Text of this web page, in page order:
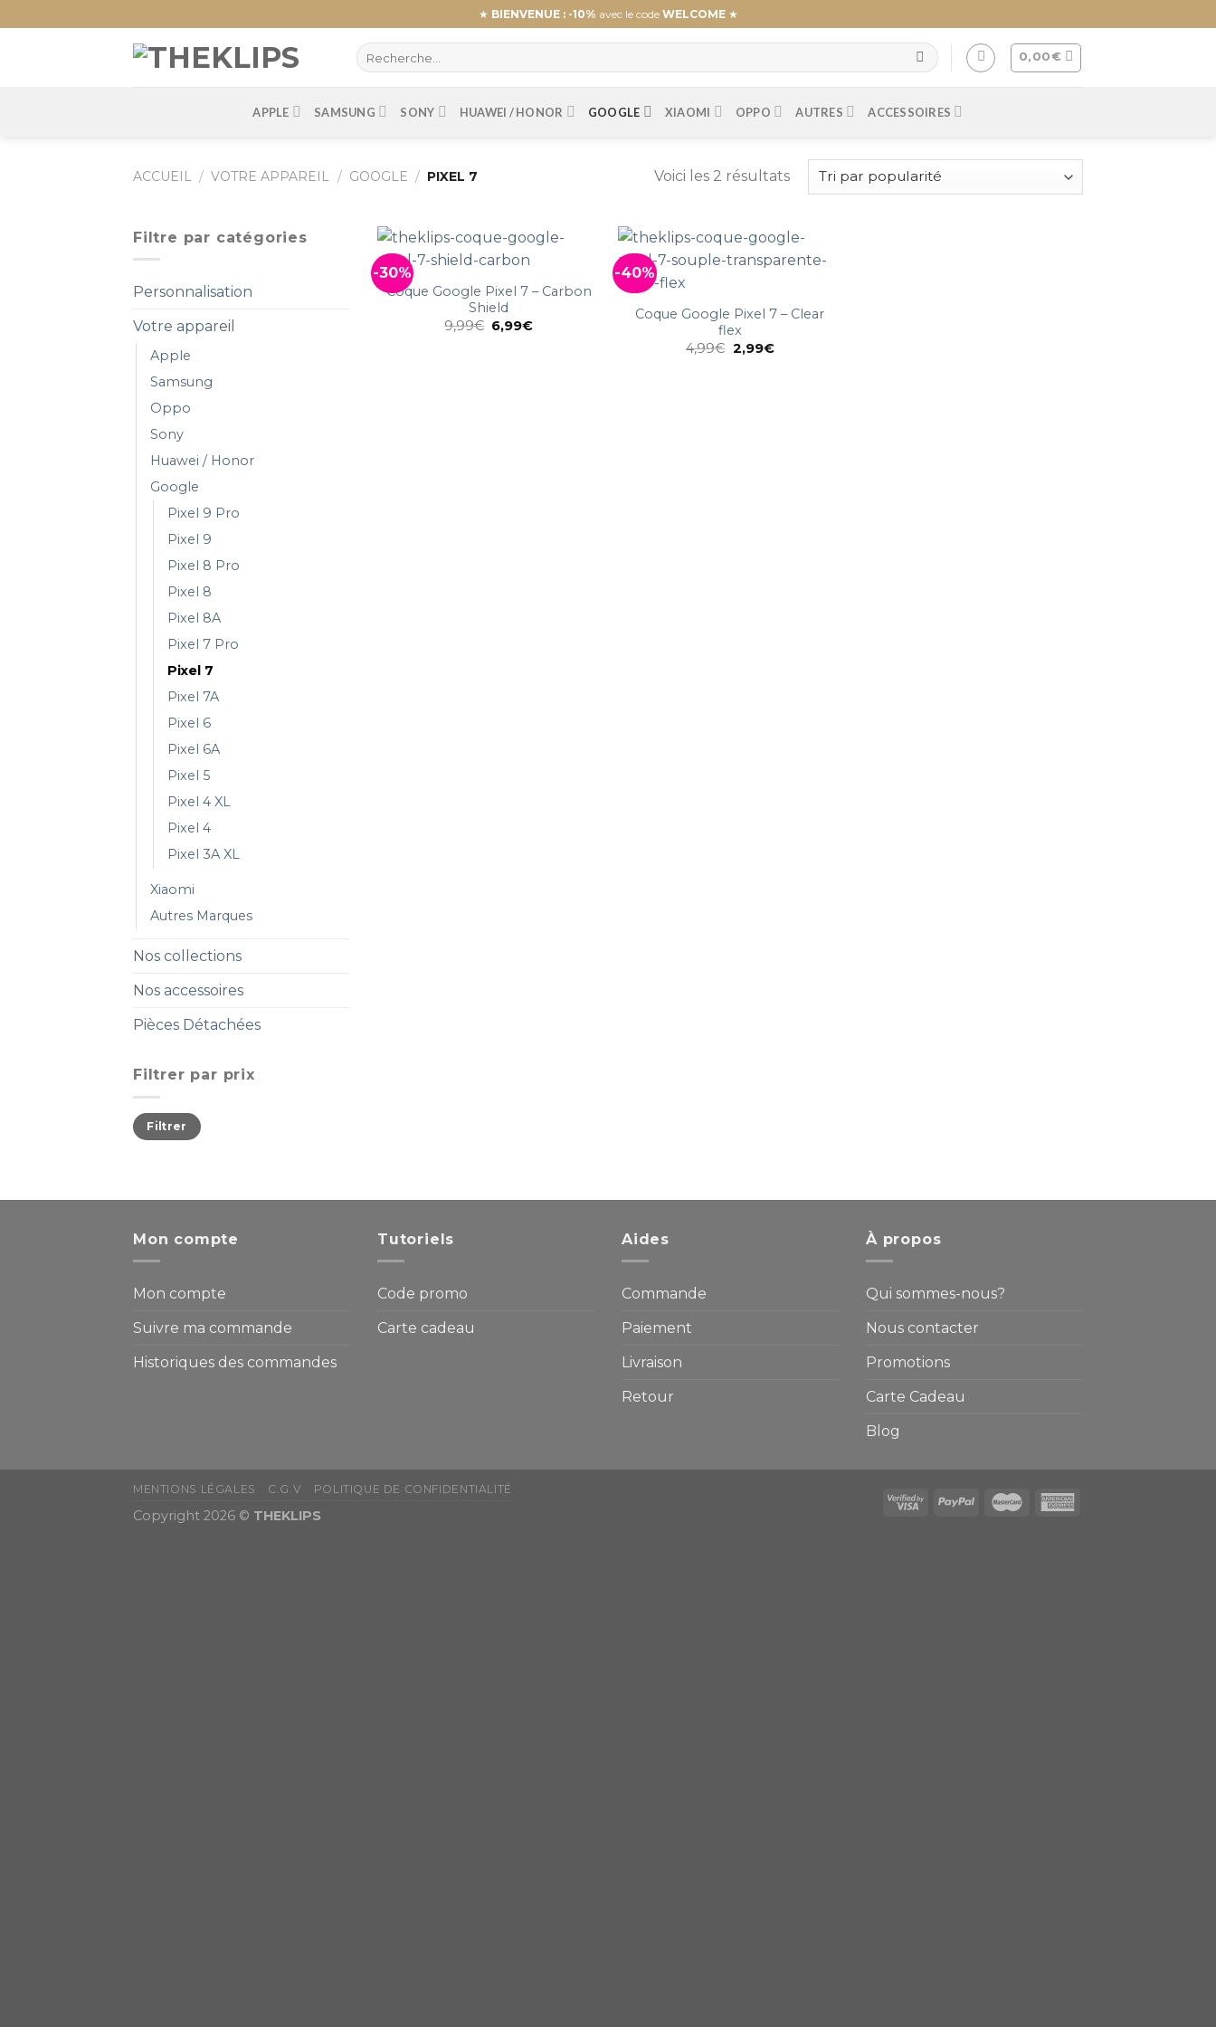
to
★ BIENVENUE : -10% avec le code WELCOME★
0,00€
APPLE SAMSUNG SONY HUAWEI / HONOR GOOGLE XIAOMI OPPO AUTRES ACCESSOIRES
ACCUEIL / VOTRE APPAREIL / GOOGLE / PIXEL 7 Voici les 2 résultats
Filtre par catégories
Personnalisation
Votre appareil
Apple
Samsung
Oppo
Sony
Huawei / Honor
Google
Pixel 9 Pro
Pixel 9
Pixel 8 Pro
Pixel 8
Pixel 8A
Pixel 7 Pro
Pixel 7
Pixel 7A
Pixel 6
Pixel 6A
Pixel 5
Pixel 4 XL
Pixel 4
Pixel 3A XL
Xiaomi
Autres Marques
Nos collections
Nos accessoires
Pièces Détachées
Filtrer par prix
Filtrer
-30%
Coque Google Pixel 7 – Carbon
Shield
9,99€ 6,99€
-40%
Coque Google Pixel 7 – Clear
flex
4,99€ 2,99€
Mon compte
Mon compte
Suivre ma commande
Historiques des commandes
Tutoriels
Code promo
Carte cadeau
Aides
Commande
Paiement
Livraison
Retour
À propos
Qui sommes-nous?
Nous contacter
Promotions
Carte Cadeau
Blog
MENTIONS LÉGALES C.G.V POLITIQUE DE CONFIDENTIALITÉ
Copyright 2026 © THEKLIPS